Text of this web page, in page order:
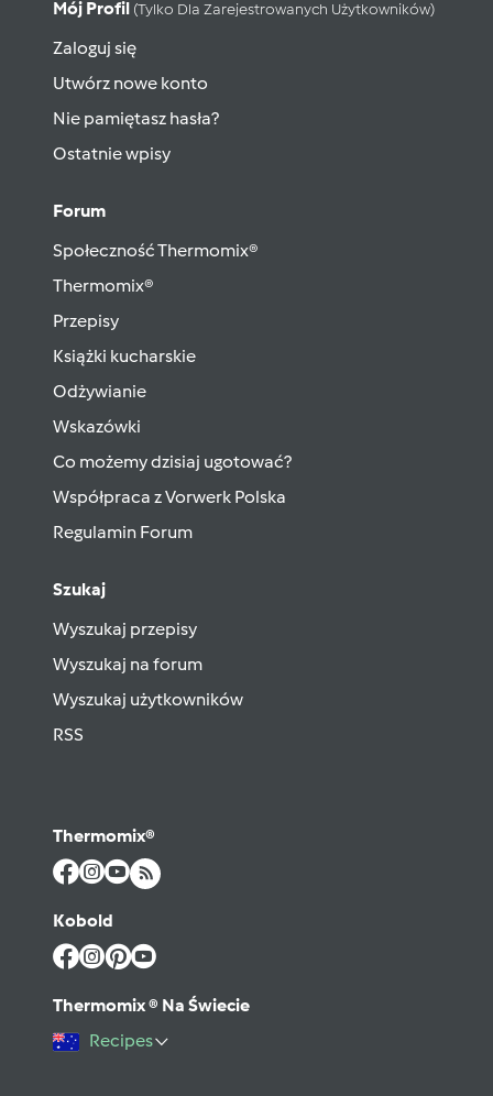
Mój Profil (tylko Dla Zarejestrowanych Użytkowników)
Zaloguj się
Utwórz nowe konto
Nie pamiętasz hasła?
Ostatnie wpisy
Forum
Społeczność Thermomix®
Thermomix®
Przepisy
Książki kucharskie
Odżywianie
Wskazówki
Co możemy dzisiaj ugotować?
Współpraca z Vorwerk Polska
Regulamin Forum
Szukaj
Wyszukaj przepisy
Wyszukaj na forum
Wyszukaj użytkowników
RSS
Thermomix®
Kobold
Thermomix ® Na Świecie
Recipes